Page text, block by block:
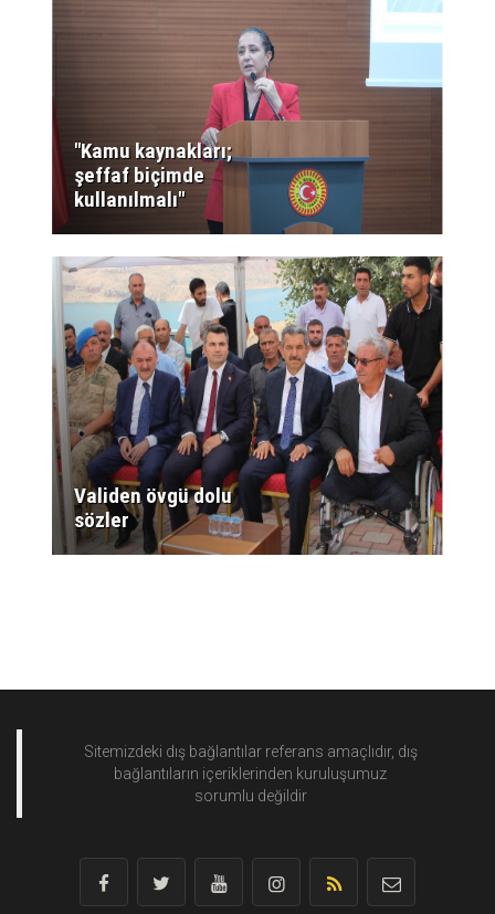
"Kamu kaynakları;
şeffaf biçimde
kullanılmalı"
Validen övgü dolu
sözler
Sitemizdeki dış bağlantılar referans amaçlıdır, dış
bağlantıların içeriklerinden kuruluşumuz
sorumlu değildir